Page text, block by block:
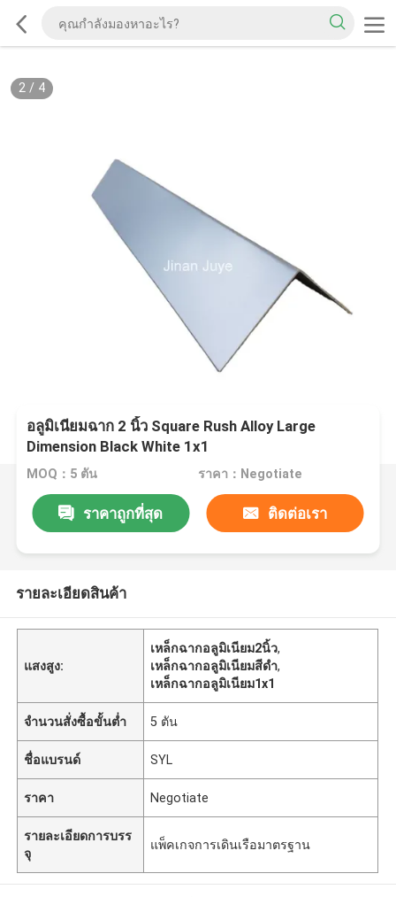
2/ 4
อลูมิเนียมฉาก 2 นิ้ว Square Rush Alloy Large
Dimension Black White 1x1
MOQ：5 ตัน ราคา：Negotiate
ราคาถูกที่สุด ติดต่อเรา
รายละเอียดสินค้า
แสงสูง:
เหล็กฉากอลูมิเนียม2นิ้ว,
เหล็กฉากอลูมิเนียมสีดำ,
เหล็กฉากอลูมิเนียม1x1
จำนวนสั่งซื้อขั้นต่ำ 5 ตัน
ชื่อแบรนด์ SYL
ราคา Negotiate
รายละเอียดการบรร
จุ
แพ็คเกจการเดินเรือมาตรฐาน